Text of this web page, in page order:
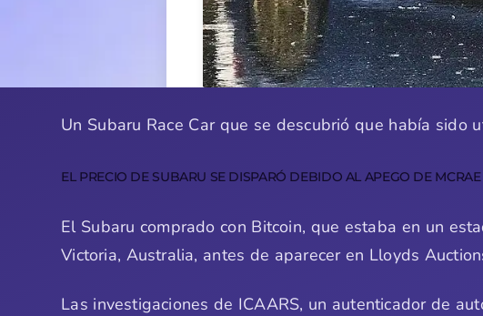
Un Subaru Race Car que se descubrió que había
EL PRECIO DE SUBARU SE DISPARÓ DEBIDO AL APEGO DE MCRAE
El Subaru comprado con Bitcoin, que estaba en un
Victoria, Australia, antes de aparecer en Lloyds
Las investigaciones de ICAARS, un autenticador de